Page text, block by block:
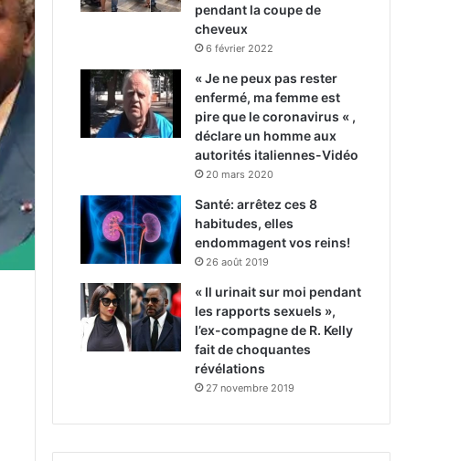
pendant la coupe de
cheveux
6 février 2022
« Je ne peux pas rester
enfermé, ma femme est
pire que le coronavirus « ,
déclare un homme aux
autorités italiennes-Vidéo
20 mars 2020
Santé: arrêtez ces 8
habitudes, elles
endommagent vos reins!
26 août 2019
« Il urinait sur moi pendant
les rapports sexuels »,
l’ex-compagne de R. Kelly
fait de choquantes
révélations
27 novembre 2019